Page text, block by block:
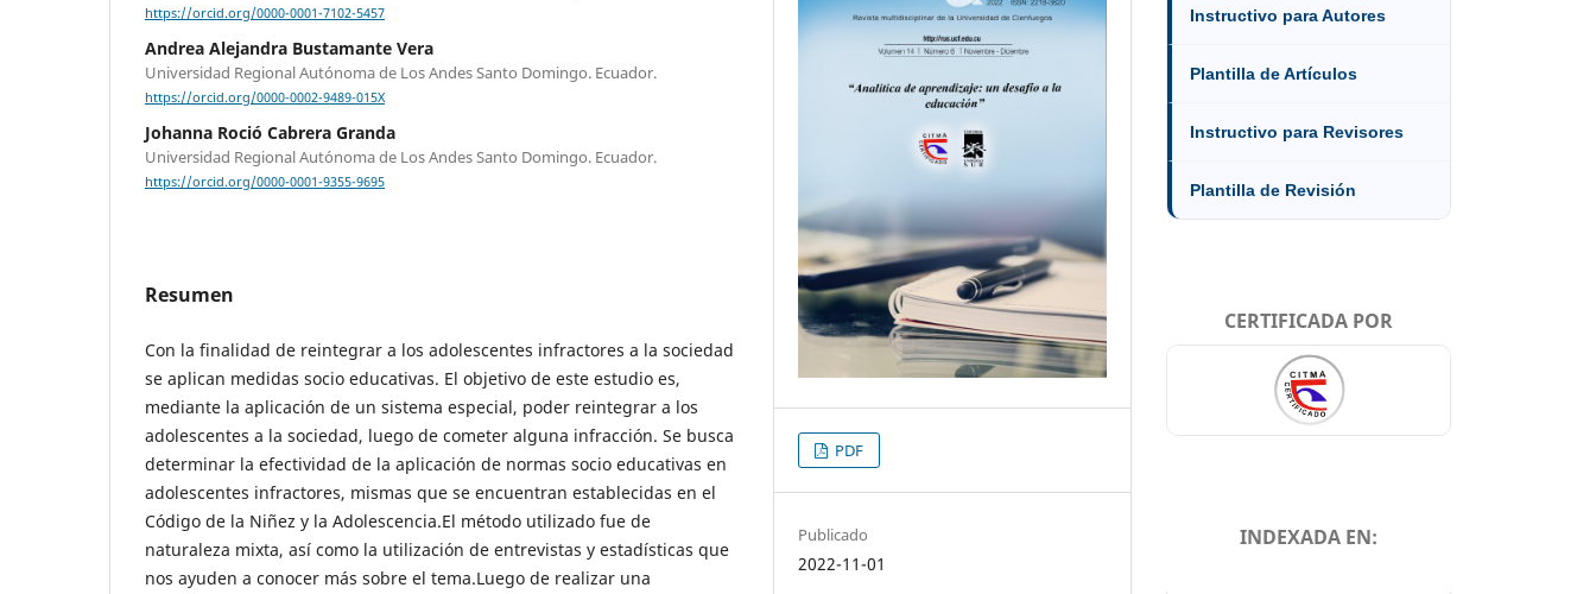
https://orcid.org/0000-0001-7102-5457
Andrea Alejandra Bustamante Vera
Universidad Regional Autónoma de Los Andes Santo Domingo. Ecuador.
https://orcid.org/0000-0002-9489-015X
Johanna Roció Cabrera Granda
Universidad Regional Autónoma de Los Andes Santo Domingo. Ecuador.
https://orcid.org/0000-0001-9355-9695
Resumen
Con la finalidad de reintegrar a los adolescentes infractores a la sociedad
se aplican medidas socio educativas. El objetivo de este estudio es,
mediante la aplicación de un sistema especial, poder reintegrar a los
adolescentes a la sociedad, luego de cometer alguna infracción. Se busca
determinar la efectividad de la aplicación de normas socio educativas en
adolescentes infractores, mismas que se encuentran establecidas en el
Código de la Niñez y la Adolescencia.El método utilizado fue de
naturaleza mixta, así como la utilización de entrevistas y estadísticas que
nos ayuden a conocer más sobre el tema.Luego de realizar una
PDF
Publicado
2022-11-01
Instructivo para Autores
Plantilla de Artículos
Instructivo para Revisores
Plantilla de Revisión
CERTIFICADA POR
INDEXADA EN: